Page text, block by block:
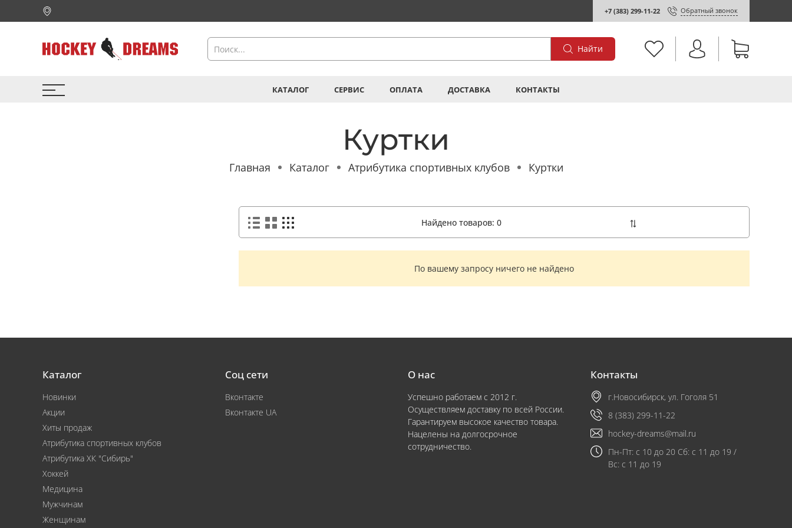
+7 (383) 299-11-22 Обратный звонок
Найти
КАТАЛОГ СЕРВИС ОПЛАТА ДОСТАВКА КОНТАКТЫ
Куртки
Главная Каталог Атрибутика спортивных клубов Куртки
Найдено товаров: 0
По вашему запросу ничего не найдено
Каталог
Новинки
Акции
Хиты продаж
Атрибутика спортивных клубов
Атрибутика ХК "Сибирь"
Хоккей
Медицина
Мужчинам
Женщинам
Соц сети
Вконтакте
Вконтакте UA
О нас
Успешно работаем с 2012 г.
Осуществляем доставку по всей России.
Гарантируем высокое качество товара.
Нацелены на долгосрочное
сотрудничество.
Контакты
г.Новосибирск, ул. Гоголя 51
8 (383) 299-11-22
hockey-dreams@mail.ru
Пн-Пт: с 10 до 20 Сб: с 11 до 19 /
Вс: с 11 до 19